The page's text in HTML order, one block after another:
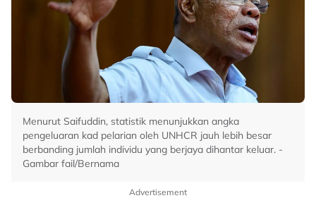
Menurut Saifuddin, statistik menunjukkan angka
pengeluaran kad pelarian oleh UNHCR jauh lebih besar
berbanding jumlah individu yang berjaya dihantar keluar. -
Gambar fail/Bernama
Advertisement